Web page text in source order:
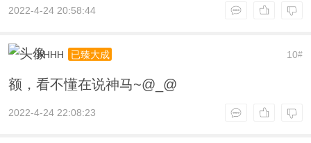
2022-4-24 20:58:44
10#
小HHH 已臻大成
额，看不懂在说神马~@_@
2022-4-24 22:08:23